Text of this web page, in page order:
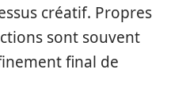
créatif. Propres
sont souvent
final de